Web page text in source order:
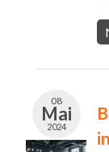
08
Mai
2024